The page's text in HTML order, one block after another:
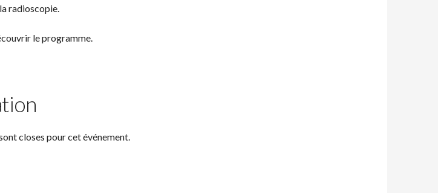
radioscopie.
le programme.
closes pour cet événement.